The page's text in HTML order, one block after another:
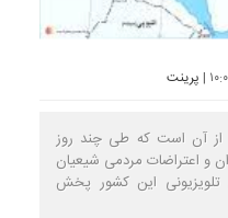
پرینت
از آن است که طی چند روز
و اعتراضات مردمی شیعیان
این کشور پخش